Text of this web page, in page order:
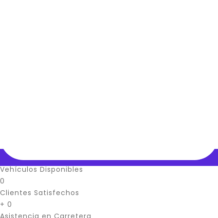
Vehículos Disponibles
0
Clientes Satisfechos
+ 0
Asistencia en Carretera